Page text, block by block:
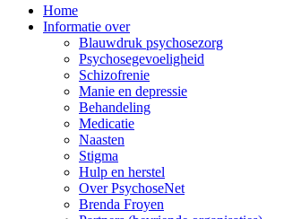
Main
Navigation
Home
Informatie over
Blauwdruk psychosezorg
Psychosegevoeligheid
Schizofrenie
Manie en depressie
Behandeling
Medicatie
Naasten
Stigma
Hulp en herstel
Over PsychoseNet
Brenda Froyen